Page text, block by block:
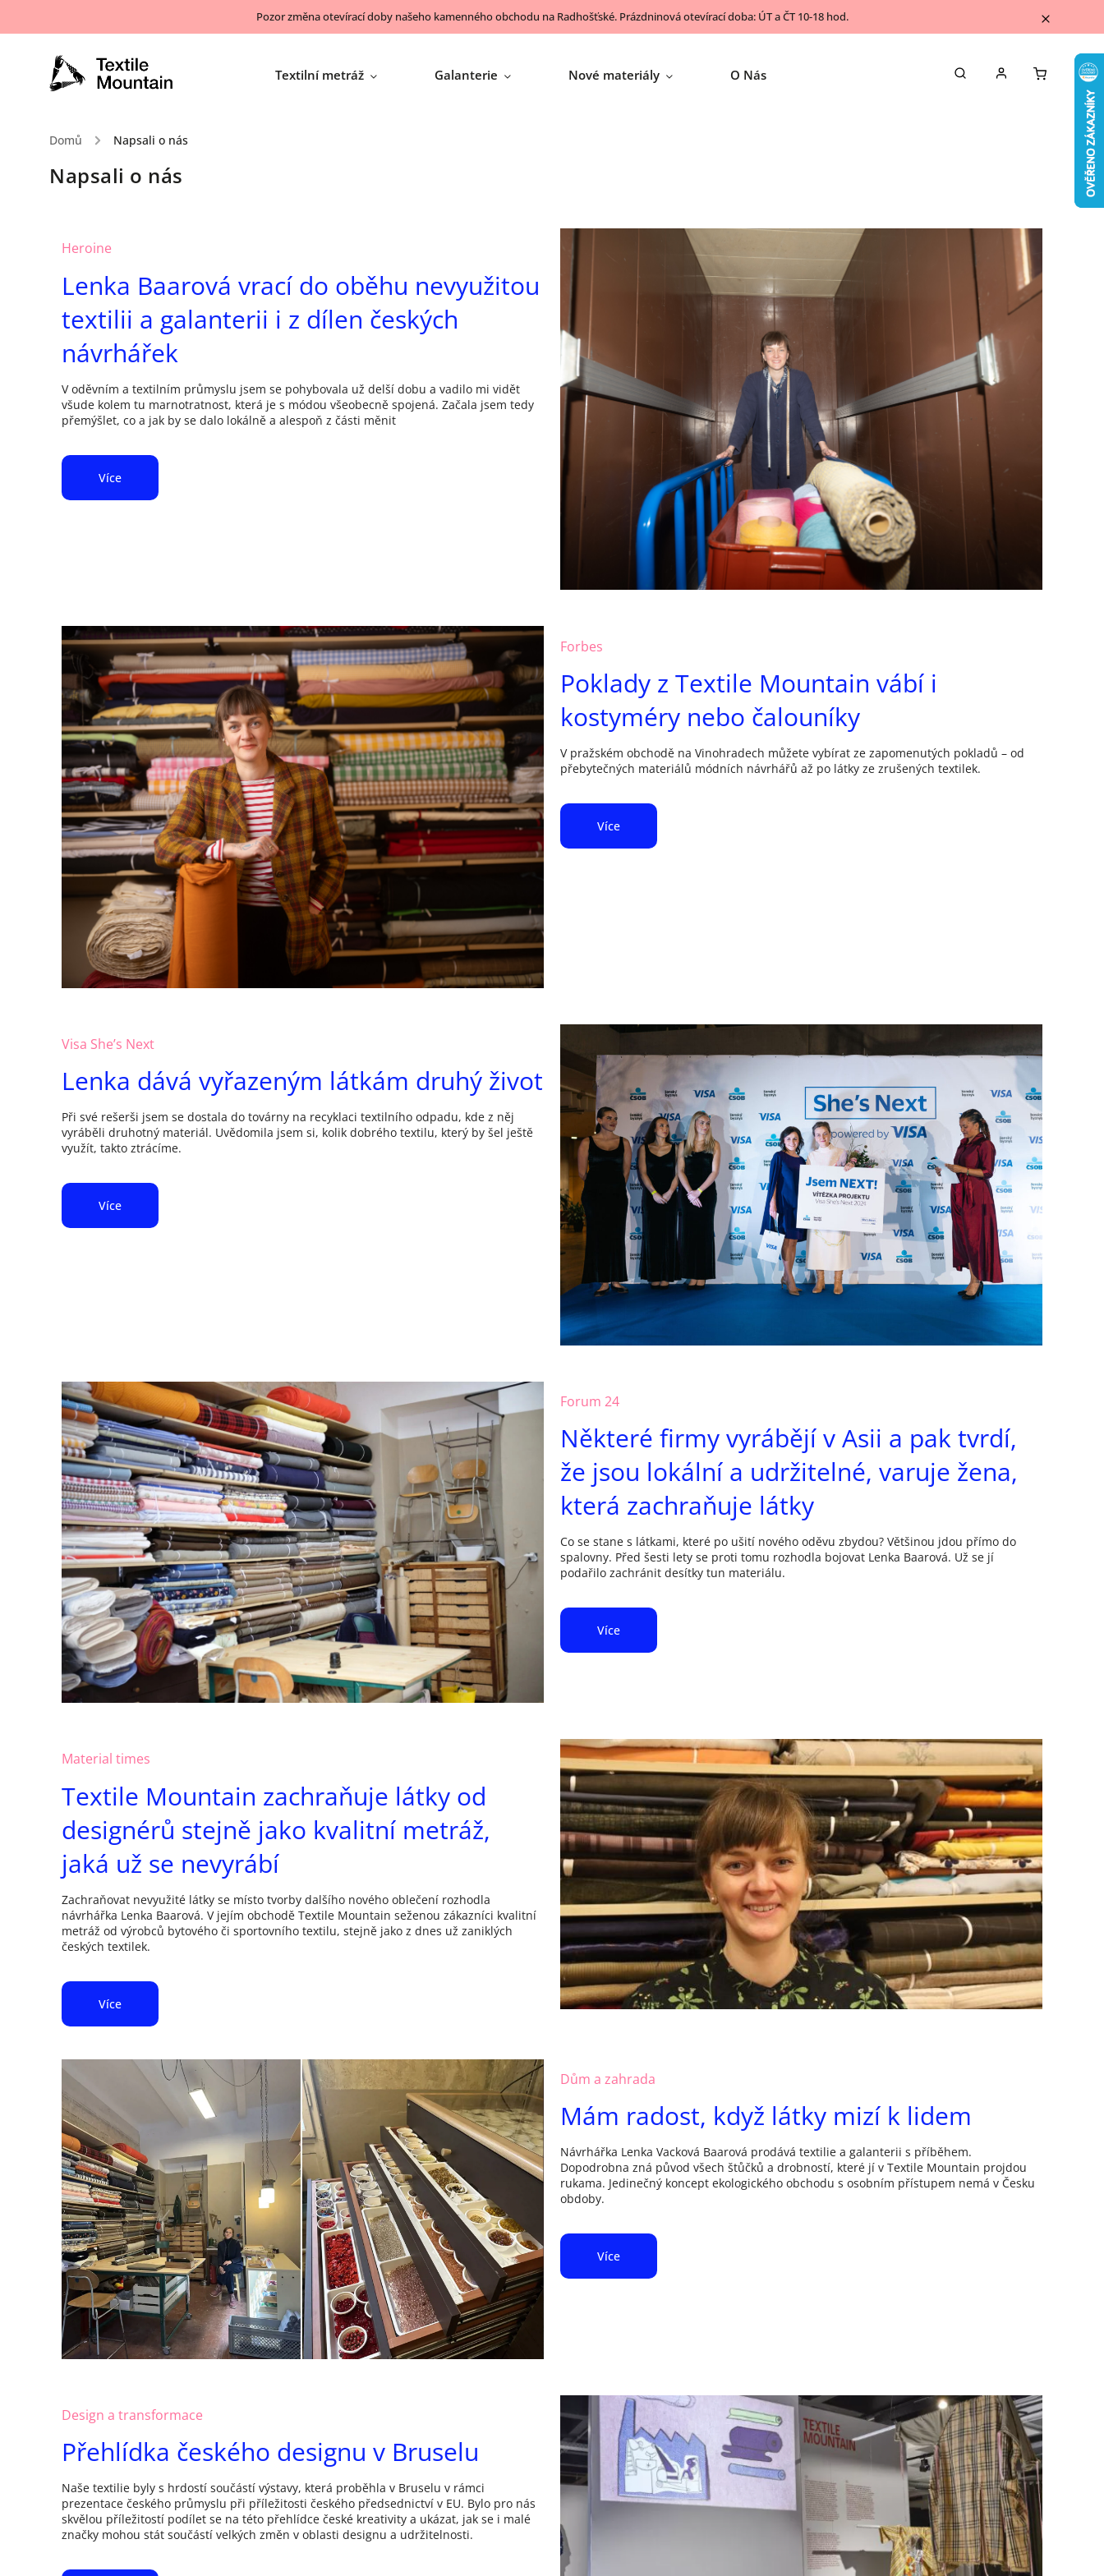
Pozor změna otevírací doby našeho kamenného obchodu na Radhošťské. Prázdninová otevírací doba: ÚT a ČT 10-18 hod.
Textilní metráž Galanterie Nové materiály O Nás Kontakty Blog
Domů / Napsali o nás
Napsali o nás
Heroine
Lenka Baarová vrací do oběhu nevyužitou
textilii a galanterii i z dílen českých
návrhářek
V oděvním a textilním průmyslu jsem se pohybovala už delší dobu a vadilo mi vidět
všude kolem tu marnotratnost, která je s módou všeobecně spojená. Začala jsem tedy
přemýšlet, co a jak by se dalo lokálně a alespoň z části měnit
Více
Forbes
Poklady z Textile Mountain vábí i
kostyméry nebo čalouníky
V pražském obchodě na Vinohradech můžete vybírat ze zapomenutých pokladů – od
přebytečných materiálů módních návrhářů až po látky ze zrušených textilek.
Více
Visa She’s Next
Lenka dává vyřazeným látkám druhý život
Při své rešerši jsem se dostala do továrny na recyklaci textilního odpadu, kde z něj
vyráběli druhotný materiál. Uvědomila jsem si, kolik dobrého textilu, který by šel ještě
využít, takto ztrácíme.
Více
Forum 24
Některé firmy vyrábějí v Asii a pak tvrdí,
že jsou lokální a udržitelné, varuje žena,
která zachraňuje látky
Co se stane s látkami, které po ušití nového oděvu zbydou? Většinou jdou přímo do
spalovny. Před šesti lety se proti tomu rozhodla bojovat Lenka Baarová. Už se jí
podařilo zachránit desítky tun materiálu.
Více
Material times
Textile Mountain zachraňuje látky od
designérů stejně jako kvalitní metráž,
jaká už se nevyrábí
Zachraňovat nevyužité látky se místo tvorby dalšího nového oblečení rozhodla
návrhářka Lenka Baarová. V jejím obchodě Textile Mountain seženou zákazníci kvalitní
metráž od výrobců bytového či sportovního textilu, stejně jako z dnes už zaniklých
českých textilek.
Více
Dům a zahrada
Mám radost, když látky mizí k lidem
Návrhářka Lenka Vacková Baarová prodává textilie a galanterii s příběhem.
Dopodrobna zná původ všech štůčků a drobností, které jí v Textile Mountain projdou
rukama. Jedinečný koncept ekologického obchodu s osobním přístupem nemá v Česku
obdoby.
Více
Design a transformace
Přehlídka českého designu v Bruselu
Naše textilie byly s hrdostí součástí výstavy, která proběhla v Bruselu v rámci
prezentace českého průmyslu při příležitosti českého předsednictví v EU. Bylo pro nás
skvělou příležitostí podílet se na této přehlídce české kreativity a ukázat, jak se i malé
značky mohou stát součástí velkých změn v oblasti designu a udržitelnosti.